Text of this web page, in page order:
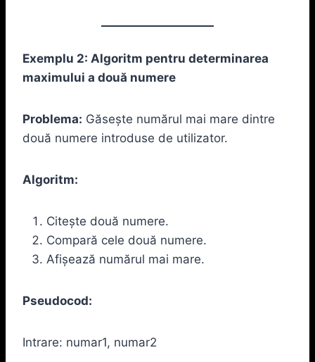
Exemplu 2: Algoritm pentru determinarea
maximului a două numere
Problema: Găsește numărul mai mare dintre
două numere introduse de utilizator.
Algoritm:
Citește două numere.
Compară cele două numere.
Afișează numărul mai mare.
Pseudocod:
Intrare: numar1, numar2